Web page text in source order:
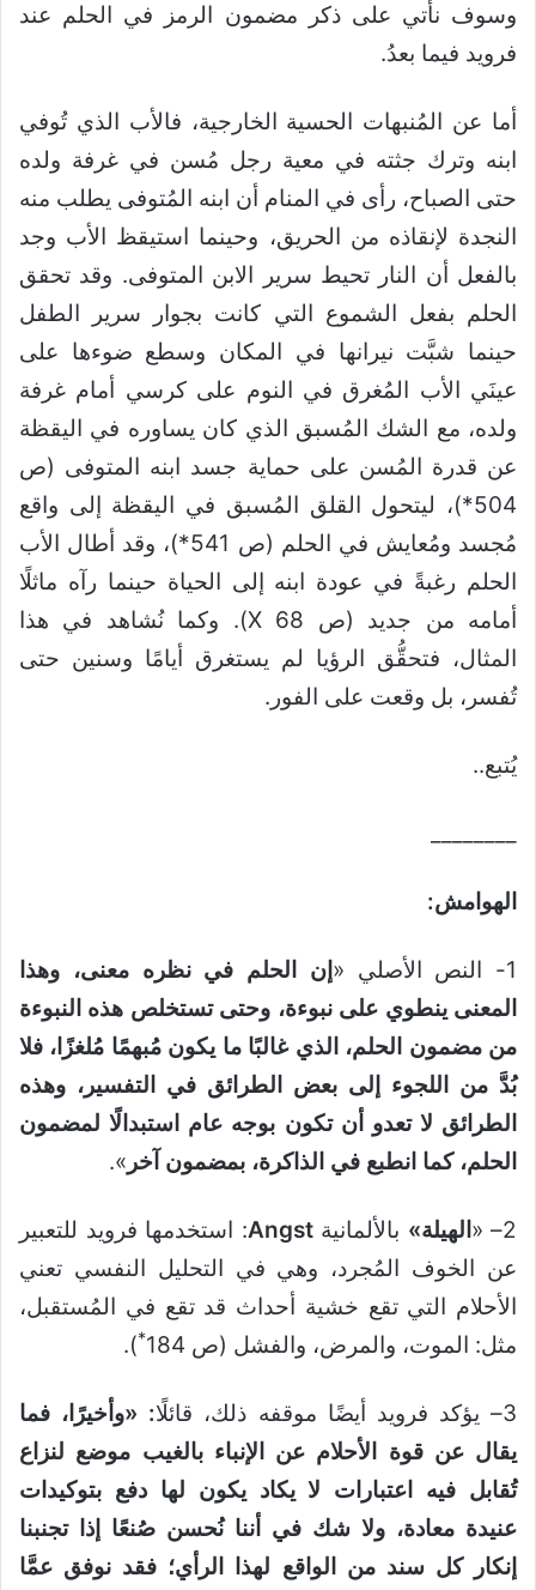
وسوف نأتي على ذكر مضمون الرمز في الحلم عند
فرويد فيما بعدُ.
أما عن المُنبهات الحسية الخارجية، فالأب الذي تُوفي
ابنه وترك جثته في معية رجل مُسن في غرفة ولده
حتى الصباح، رأى في المنام أن ابنه المُتوفى يطلب منه
النجدة لإنقاذه من الحريق، وحينما استيقظ الأب وجد
بالفعل أن النار تحيط سرير الابن المتوفى. وقد تحقق
الحلم بفعل الشموع التي كانت بجوار سرير الطفل
حينما شبَّت نيرانها في المكان وسطع ضوءها على
عينَي الأب المُغرق في النوم على كرسي أمام غرفة
ولده، مع الشك المُسبق الذي كان يساوره في اليقظة
عن قدرة المُسن على حماية جسد ابنه المتوفى (ص
504*)، ليتحول القلق المُسبق في اليقظة إلى واقع
مُجسد ومُعايش في الحلم (ص 541*)، وقد أطال الأب
الحلم رغبةً في عودة ابنه إلى الحياة حينما رآه ماثلًا
أمامه من جديد (ص 68 X). وكما نُشاهد في هذا
المثال، فتحقُّق الرؤيا لم يستغرق أيامًا وسنين حتى
تُفسر، بل وقعت على الفور.
يُتبع..
الهوامش:
1- النص الأصلي «
إن الحلم في نظره معنى، وهذا
المعنى ينطوي على نبوءة، وحتى تستخلص هذه النبوءة
من مضمون الحلم، الذي غالبًا ما يكون مُبهمًا مُلغزًا، فلا
بُدَّ من اللجوء إلى بعض الطرائق في التفسير، وهذه
الطرائق لا تعدو أن تكون بوجه عام استبدالًا لمضمون
الحلم، كما انطبع في الذاكرة، بمضمون آخر ».
2– « الهيلة» بالألمانيةAngst: استخدمها فرويد للتعبير
عن الخوف المُجرد، وهي في التحليل النفسي تعني
الأحلام التي تقع خشية أحداث قد تقع في المُستقبل،
مثل: الموت، والمرض، والفشل (ص 184
*
).
3– يؤكد فرويد أيضًا موقفه ذلك، قائلًا
: «وأخيرًا، فما
يقال عن قوة الأحلام عن الإنباء بالغيب موضع لنزاع
تُقابل فيه اعتبارات لا يكاد يكون لها دفع بتوكيدات
عنيدة معادة، ولا شك في أننا نُحسن صُنعًا إذا تجنبنا
إنكار كل سند من الواقع لهذا الرأي؛ فقد نوفق عمَّا